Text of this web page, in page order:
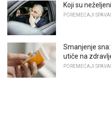
Koji su
POREMEĆAJI
Smanjenje
utiče na
POREMEĆAJI